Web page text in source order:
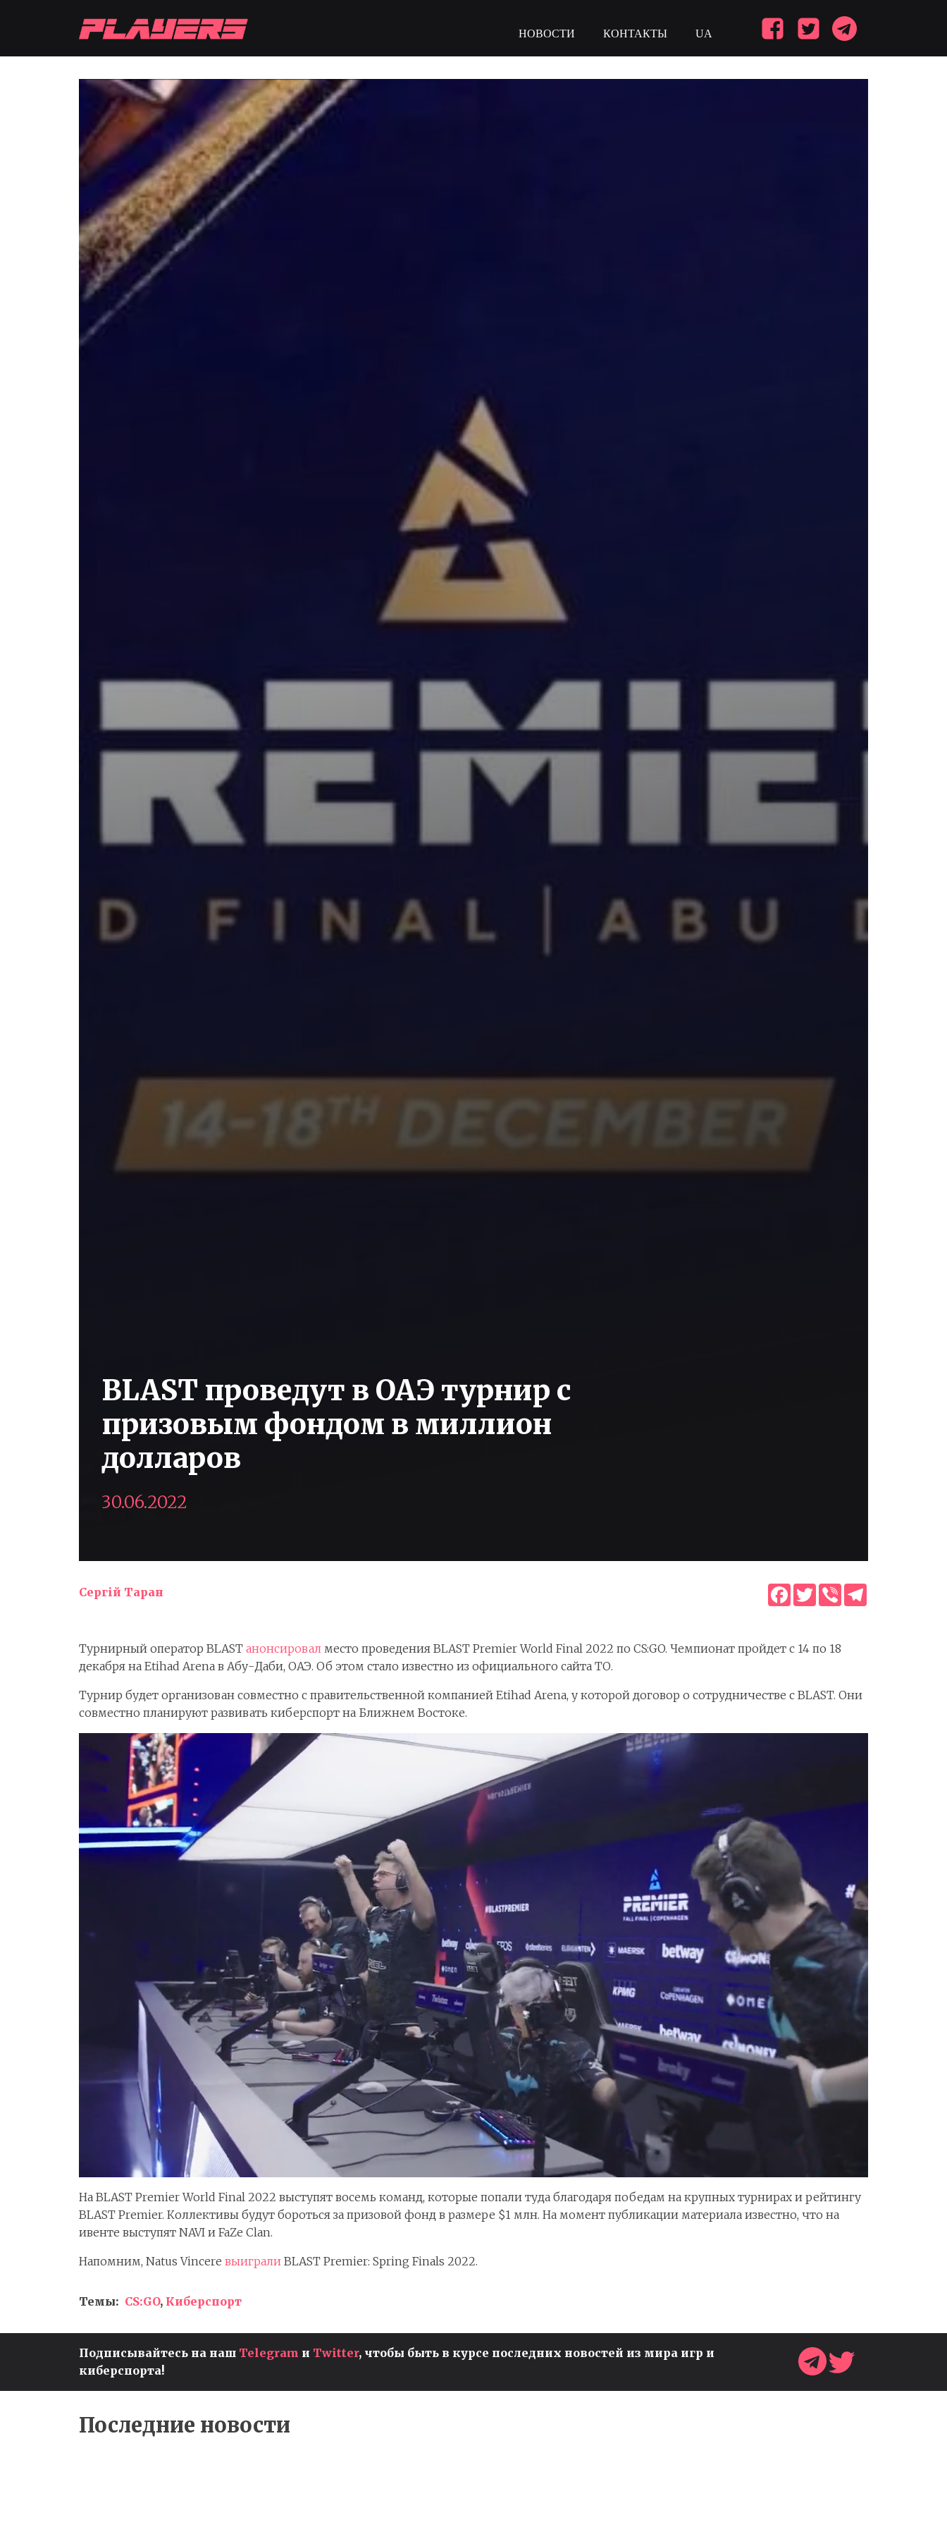
НОВОСТИ КОНТАКТЫ UA
BLAST проведут в ОАЭ турнир с
призовым фондом в миллион
долларов
30.06.2022
Сергій Таран Facebook
TwitterViber
Турнирный оператор BLAST анонсировал место проведения BLAST Premier World Final 2022 по CS:GO. Чемпионат пройдет с 14 по 18
декабря на Etihad Arena в Абу-Даби, ОАЭ. Об этом стало известно из официального сайта ТО.
Турнир будет организован совместно с правительственной компанией Etihad Arena, у которой договор о сотрудничестве с BLAST. Они
совместно планируют развивать киберспорт на Ближнем Востоке.
На BLAST Premier World Final 2022 выступят восемь команд, которые попали туда благодаря победам на крупных турнирах и рейтингу
BLAST Premier. Коллективы будут бороться за призовой фонд в размере $1 млн. На момент публикации материала известно, что на
ивенте выступят NAVI и FaZe Clan.
Напомним, Natus Vincere выиграли BLAST Premier: Spring Finals 2022.
Темы: CS:GO, Киберспорт
Подписывайтесь на наш Telegram и Twitter, чтобы быть в курсе последних новостей из мира игр и
киберспорта!
Последние новости
РЕЗУЛЬТАТЫ ПЕРВЫХ
МАТЧЕЙ ПЛЕЙ-ОФФ ESL
PRO LEAGUE S17 — TEAM
ДАЛЬШЕ
ЧЕМПИОНАТ МИРА ПО
ВЫШЕЛ ТРЕЙЛЕР